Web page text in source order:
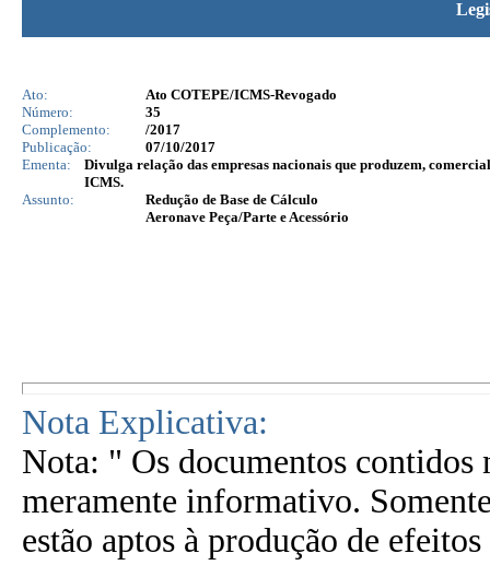
Ato:
Ato COTEPE/ICMS-Revogado
Número:
35
Complemento:
/2017
Publicação:
07/10/2017
Ementa:
Divulga relação das empresas nacionais que produzem,
ICMS.
Assunto:
Redução de Base de Cálculo
Aeronave Peça/Parte e Acessório
Nota Explicativa:
Nota: " Os documentos contidos
meramente informativo.
estão aptos à produção de